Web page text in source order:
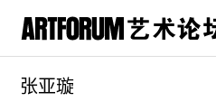
artguide
张亚璇